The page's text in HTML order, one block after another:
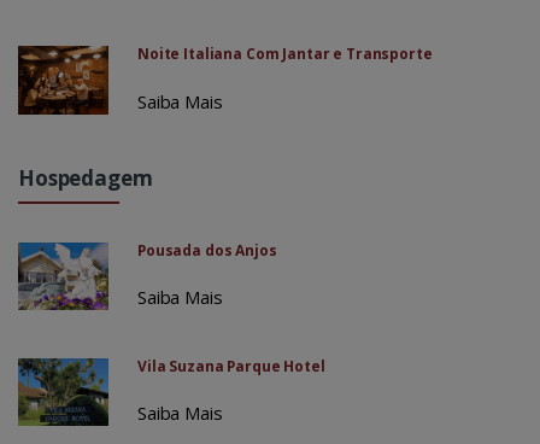
Noite Italiana Com Jantar e Transporte
Saiba Mais
Hospedagem
Pousada dos Anjos
Saiba Mais
Vila Suzana Parque Hotel
Saiba Mais